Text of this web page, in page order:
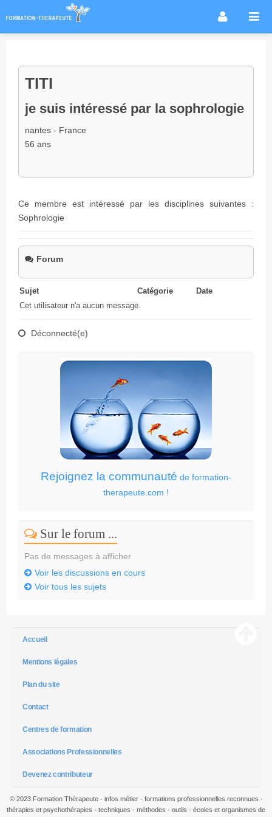
TITI
je suis intéressé par la sophrologie
nantes - France
56 ans
Ce membre est intéressé par les disciplines suivantes :
Sophrologie
Forum
Sujet Catégorie
Date
Cet utilisateur n'a aucun message.
Déconnecté(e)
Rejoignez la communauté de formation-
therapeute.com !
Sur le forum ...
Pas de messages à afficher
Voir les discussions en cours
Voir tous les sujets
Accueil
Mentions légales
Plan du site
Contact
Centres de formation
Associations Professionnelles
Devenez contributeur
© 2023 Formation Thérapeute - infos métier - formations professionnelles reconnues -
thérapies et psychothérapies - techniques - méthodes - outils - écoles et organismes de